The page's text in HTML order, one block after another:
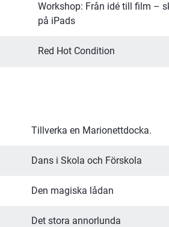
Workshop: Från idé till film –
på iPads
Red Hot Condition
Tillverka en Marionettdocka.
Dans i Skola och Förskola
Den magiska lådan
Det stora annorlunda